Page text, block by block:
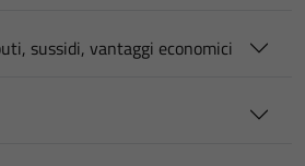
sussidi, vantaggi economici